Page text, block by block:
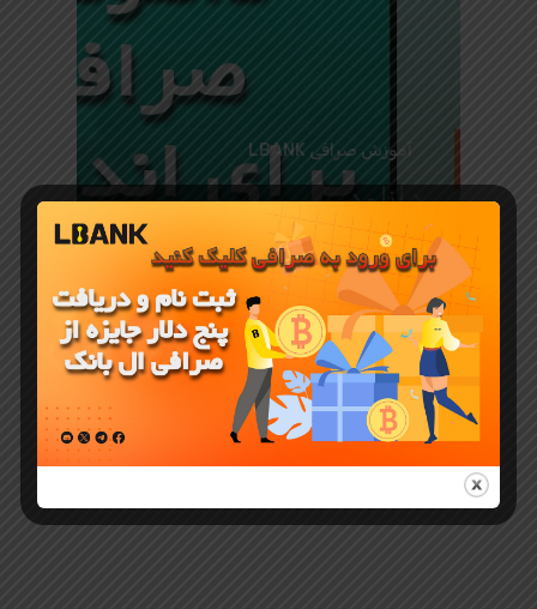
آموزش صرافی LBANK
دانلود
اپلیکیشن
صرافی ال
بانک LBank
برای اندروید
و iOS